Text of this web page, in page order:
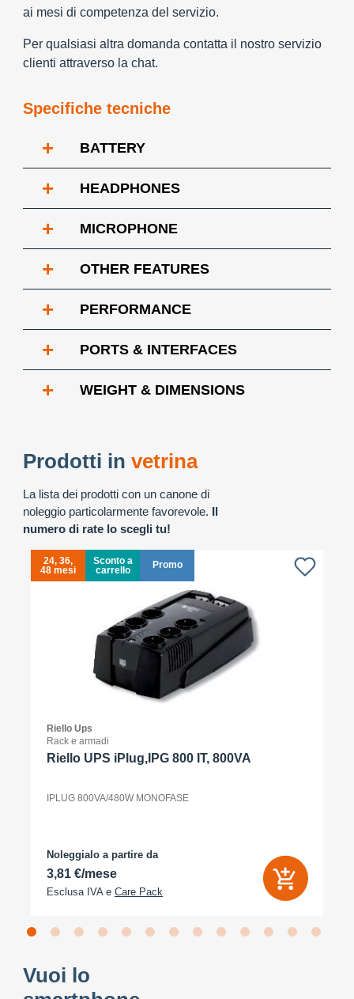
ai mesi di competenza del servizio.
Per qualsiasi altra domanda contatta il nostro servizio
clienti attraverso la chat.
Specifiche tecniche
+ BATTERY
+ HEADPHONES
+ MICROPHONE
+ OTHER FEATURES
+ PERFORMANCE
+ PORTS & INTERFACES
+ WEIGHT & DIMENSIONS
Prodotti in vetrina
La lista dei prodotti con un canone di
noleggio particolarmente favorevole. Il
numero di rate lo scegli tu!
24, 36,
48 mesi
Sconto a
carrello
Promo
Riello Ups
Rack e armadi
Riello UPS iPlug,IPG 800 IT, 800VA
IPLUG 800VA/480W MONOFASE
Noleggialo a partire da
3,81 €/mese
Esclusa IVA e Care Pack
Vuoi lo